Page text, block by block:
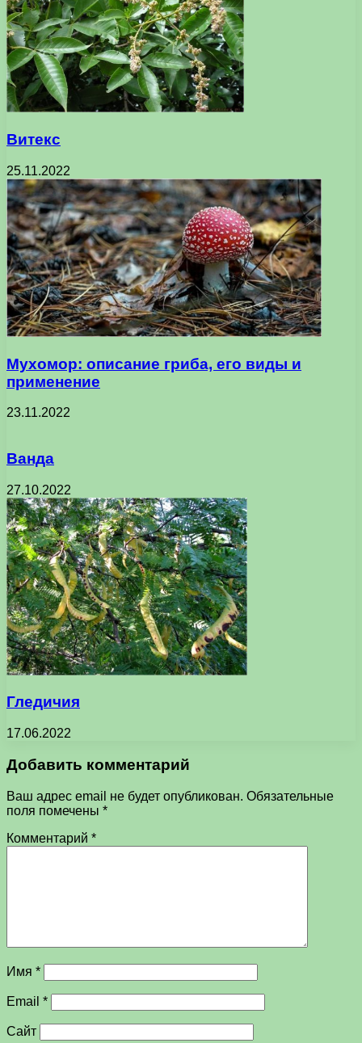
Витекс
25.11.2022
Мухомор: описание гриба, его виды и
применение
23.11.2022
Ванда
27.10.2022
Гледичия
17.06.2022
Добавить комментарий
Ваш адрес email не будет опубликован. Обязательные
поля помечены *
Комментарий *
Имя *
Email *
Сайт